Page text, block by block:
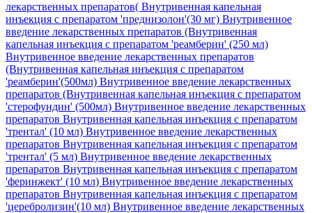
лекарственных препаратов( Внутривенная капельная
инъекция с препаратом 'преднизолон'(30 мг) Внутривенное
введение лекарственных препаратов (Внутривенная
капельная инъекция с препаратом 'реамберин' (250 мл)
Внутривенное введение лекарственных препаратов
(Внутривенная капельная инъекция с препаратом
'реамберин'(500мл) Внутривенное введение лекарственных
препаратов (Внутривенная капельная инъекция с препаратом
'стерофундин' (500мл) Внутривенное введение лекарственных
препаратов Внутривенная капельная инъекция с препаратом
'трентал' (10 мл) Внутривенное введение лекарственных
препаратов Внутривенная капельная инъекция с препаратом
'трентал' (5 мл) Внутривенное введение лекарственных
препаратов Внутривенная капельная инъекция с препаратом
'феринжект' (10 мл) Внутривенное введение лекарственных
препаратов Внутривенная капельная инъекция с препаратом
'церебролизин'(10 мл) Внутривенное введение лекарственных